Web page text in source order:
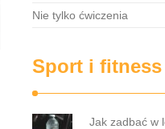
Nie tylko ćwiczenia
Sport i fitness
Jak zadbać w